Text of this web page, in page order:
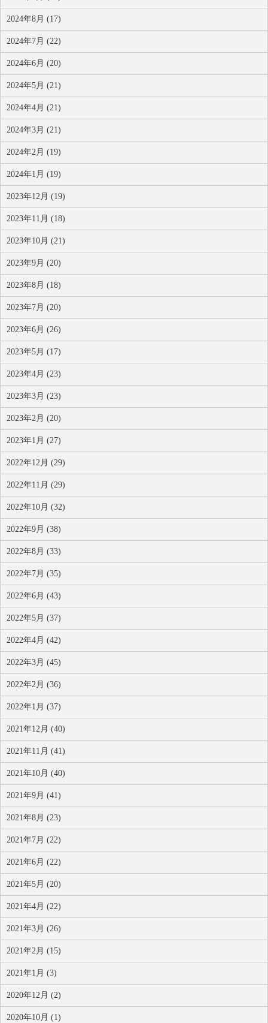
2024年8月 (17)
2024年7月 (22)
2024年6月 (20)
2024年5月 (21)
2024年4月 (21)
2024年3月 (21)
2024年2月 (19)
2024年1月 (19)
2023年12月 (19)
2023年11月 (18)
2023年10月 (21)
2023年9月 (20)
2023年8月 (18)
2023年7月 (20)
2023年6月 (26)
2023年5月 (17)
2023年4月 (23)
2023年3月 (23)
2023年2月 (20)
2023年1月 (27)
2022年12月 (29)
2022年11月 (29)
2022年10月 (32)
2022年9月 (38)
2022年8月 (33)
2022年7月 (35)
2022年6月 (43)
2022年5月 (37)
2022年4月 (42)
2022年3月 (45)
2022年2月 (36)
2022年1月 (37)
2021年12月 (40)
2021年11月 (41)
2021年10月 (40)
2021年9月 (41)
2021年8月 (23)
2021年7月 (22)
2021年6月 (22)
2021年5月 (20)
2021年4月 (22)
2021年3月 (26)
2021年2月 (15)
2021年1月 (3)
2020年12月 (2)
2020年10月 (1)